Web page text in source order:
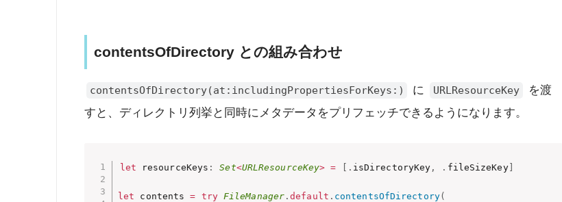
contentsOfDirectory との組み合わせ
contentsOfDirectory(at:includingPropertiesForKeys:) に URLResourceKey
を渡
すと、ディレクトリ列挙と同時にメタデータをプリフェッチできるようになります。
let resourceKeys : Set<URLResourceKey> = [ . isDirectoryKey , . fileSizeKey]
let contents = try FileManager .default . contentsOfDirectory(